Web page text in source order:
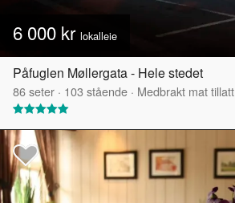
6 000 kr lokalleie
Påfuglen Møllergata - Hele stedet
86seter · 103 stående · Medbrakt mat tillatt